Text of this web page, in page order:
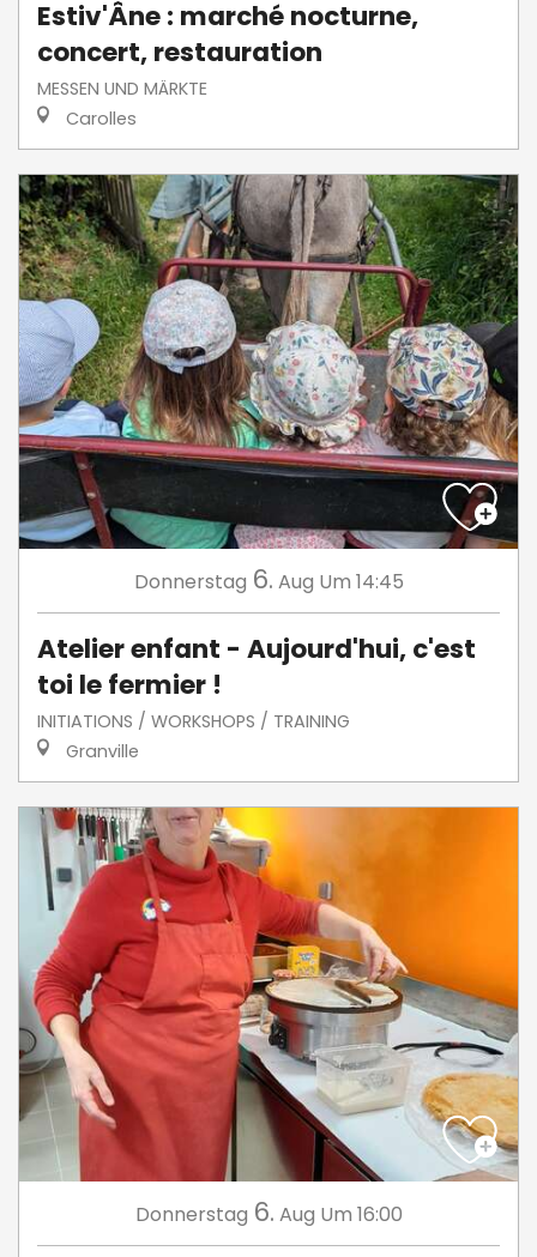
Estiv'Âne : marché nocturne,
concert, restauration
MESSEN UND MÄRKTE
Carolles
Donnerstag 6. Aug Um 14:45
Atelier enfant - Aujourd'hui, c'est
toi le fermier !
INITIATIONS / WORKSHOPS / TRAINING
Granville
Donnerstag 6. Aug Um 16:00